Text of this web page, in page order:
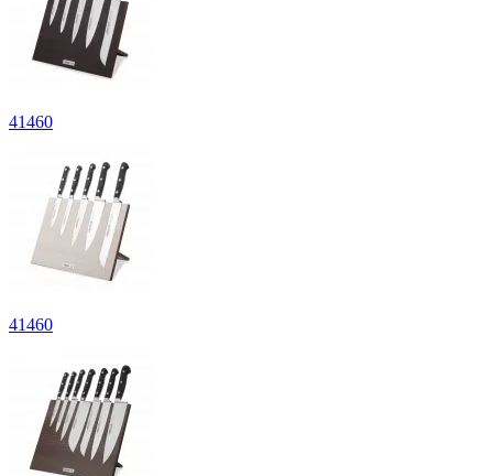
41460
41460